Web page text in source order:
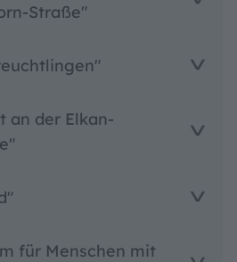
Straße"
an der Elkan-
für Menschen mit